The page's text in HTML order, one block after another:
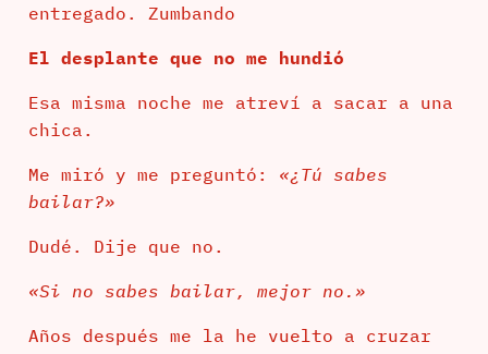
entregado. Zumbando
El desplante que no me hundió
Esa misma noche me atreví a sacar a una
chica.
Me miró y me preguntó: «¿Tú sabes
bailar?»
Dudé. Dije que no.
«Si no sabes bailar, mejor no.»
Años después me la he vuelto a cruzar